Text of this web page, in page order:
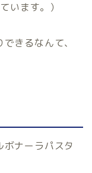
います。）
きるなんて、
ナーラパスタ